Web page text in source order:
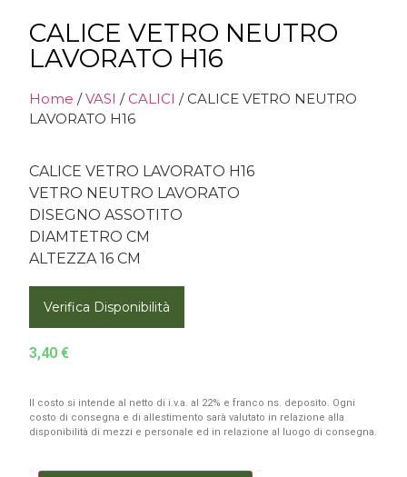
CALICE VETRO NEUTRO
LAVORATO H16
Home /VASI / CALICI / CALICE VETRO NEUTRO
LAVORATO H16
CALICE VETRO LAVORATO H16
VETRO NEUTRO LAVORATO
DISEGNO ASSOTITO
DIAMTETRO CM
ALTEZZA 16 CM
Verifica Disponibilità
3,40 €
Il costo si intende al netto di i.v.a. al 22% e franco ns. deposito. Ogni
costo di consegna e di allestimento sarà valutato in relazione alla
disponibilità di mezzi e personale ed in relazione al luogo di consegna.